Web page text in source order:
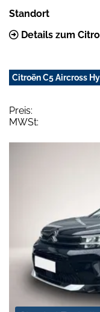
Standort
Details zum
Citroën C5 Aircross
Preis:
MWSt: